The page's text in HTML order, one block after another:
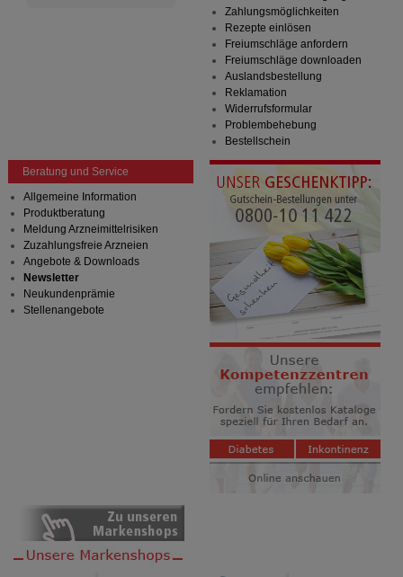
auf unserer Website aber auch die Werbung auf
Drittseiten möglichst relevant für Sie zu gestalten.
Bitte beachten Sie, dass Daten hierfür teilweise an
Dritte wie z.B. Google oder soziale Medien
Zahlungsmöglichkeiten
Rezepte einlösen
Freiumschläge anfordern
Freiumschläge downloaden
Auslandsbestellung
Reklamation
Widerrufsformular
Problembehebung
Bestellschein
Beratung und Service
Allgemeine Information
Produktberatung
Meldung Arzneimittelrisiken
Zuzahlungsfreie Arzneien
Angebote & Downloads
Newsletter
Neukundenprämie
Stellenangebote